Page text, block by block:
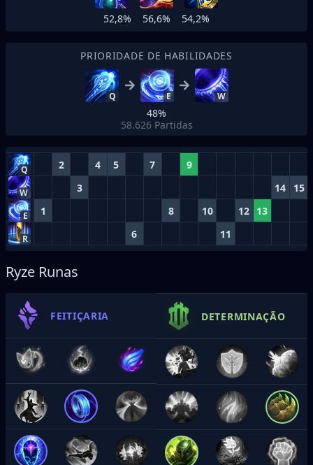
52,8% 56,6% 54,2%
PRIORIDADE DE HABILIDADES
Q E W
48%
58.626 Partidas
Q 2 4 5 7 9
W 3 14 15
E 1 8 10 12 13
R 6 11
Ryze Runas
FEITIÇARIA DETERMINAÇÃO